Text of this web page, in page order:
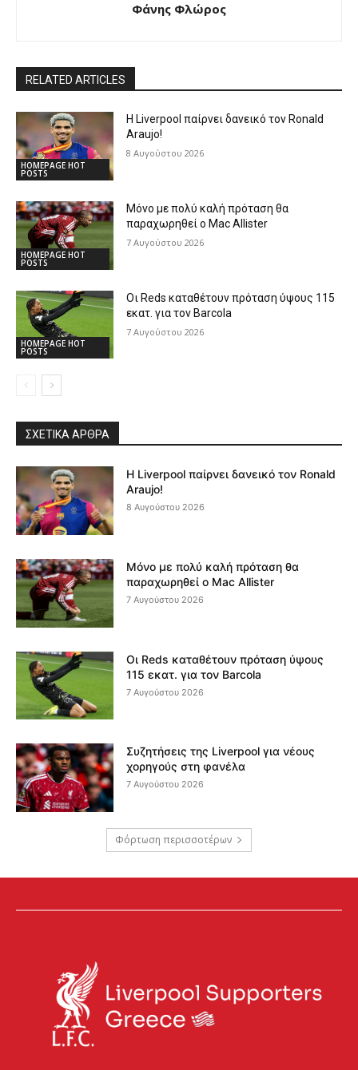
Φάνης Φλώρος
RELATED ARTICLES
HOMEPAGE HOT
POSTS
Η Liverpool παίρνει δανεικό τον Ronald
Araujo!
8 Αυγούστου 2026
HOMEPAGE HOT
POSTS
Μόνο με πολύ καλή πρόταση θα
παραχωρηθεί ο Mac Allister
7 Αυγούστου 2026
HOMEPAGE HOT
POSTS
Οι Reds καταθέτουν πρόταση ύψους 115
εκατ. για τον Barcola
7 Αυγούστου 2026
ΣΧΕΤΙΚΆ ΆΡΘΡΑ
Η Liverpool παίρνει δανεικό τον Ronald
Araujo!
8 Αυγούστου 2026
Μόνο με πολύ καλή πρόταση θα
παραχωρηθεί ο Mac Allister
7 Αυγούστου 2026
Οι Reds καταθέτουν πρόταση ύψους
115 εκατ. για τον Barcola
7 Αυγούστου 2026
Συζητήσεις της Liverpool για νέους
χορηγούς στη φανέλα
7 Αυγούστου 2026
Φόρτωση περισσοτέρων